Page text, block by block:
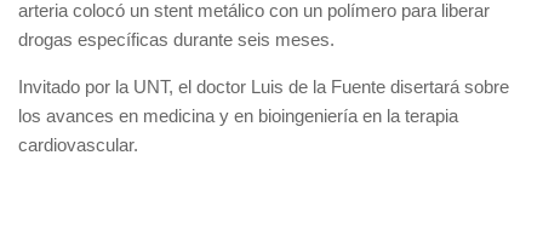
arteria colocó un stent metálico con un polímero para liberar
drogas específicas durante seis meses.
Invitado por la UNT, el doctor Luis de la Fuente disertará sobre
los avances en medicina y en bioingeniería en la terapia
cardiovascular.